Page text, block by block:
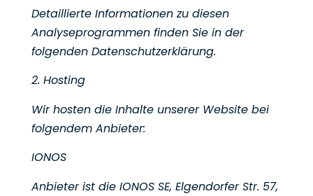
Detaillierte Informationen zu diesen
Analyseprogrammen finden Sie in der
folgenden Datenschutzerklärung.
2. Hosting
Wir hosten die Inhalte unserer Website bei
folgendem Anbieter:
IONOS
Anbieter ist die IONOS SE, Elgendorfer Str. 57,